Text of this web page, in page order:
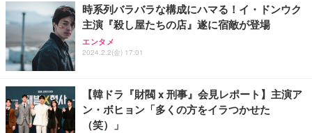
時系列バラバラな構成にハマる！イ・ドンウク
主演『殺し屋たちの店』遂に宿敵が登場
エンタメ
2024.2.2(金) 17:01
【韓ドラ『財閥 x 刑事』会見レポート】主演ア
ン・ボヒョン「多くの方をイラつかせた
（笑）」